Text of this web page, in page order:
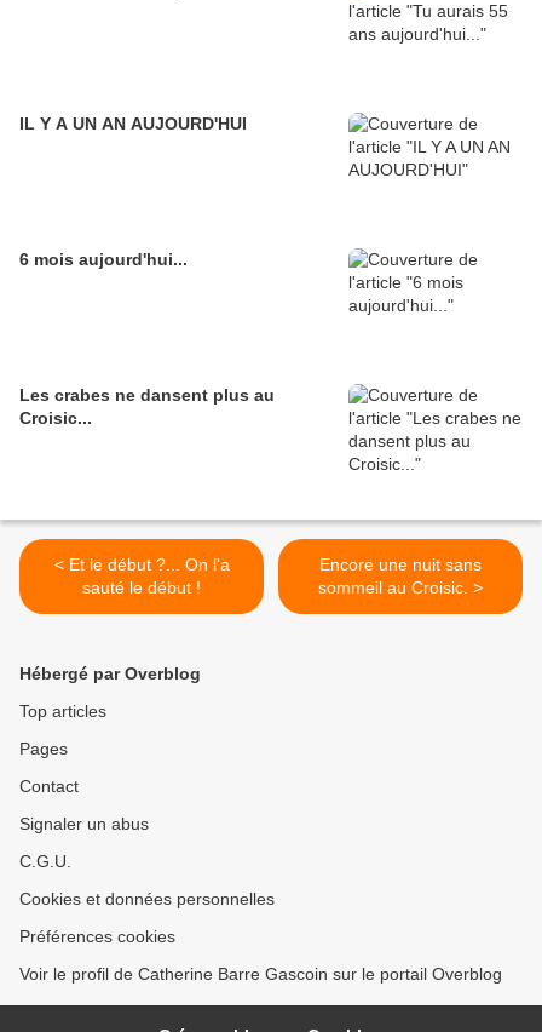
IL Y A UN AN AUJOURD'HUI
6 mois aujourd'hui...
Les crabes ne dansent plus au
Croisic...
< Et le début ?... On l'a
sauté le début !
Encore une nuit sans
sommeil au Croisic. >
Hébergé par Overblog
Top articles
Pages
Contact
Signaler un abus
C.G.U.
Cookies et données personnelles
Préférences cookies
Voir le profil de Catherine Barre Gascoin sur le portail Overblog